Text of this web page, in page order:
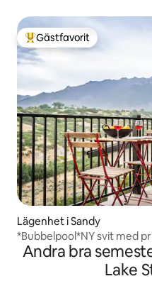
Populär gästfavorit
Gästfavorit
Lägenhet i Sandy
*Bubbelpool*NY svit med
Andra bra
Lake